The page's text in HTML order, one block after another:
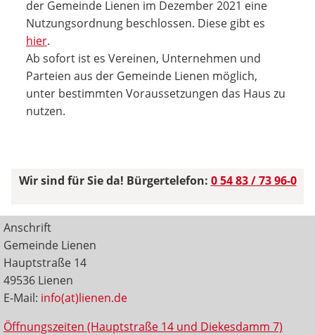
der Gemeinde Lienen im Dezember 2021 eine
Nutzungsordnung beschlossen. Diese gibt es
hier.
Ab sofort ist es Vereinen, Unternehmen und
Parteien aus der Gemeinde Lienen möglich,
unter bestimmten Voraussetzungen das Haus zu
nutzen.
Wir sind für Sie da! Bürgertelefon: 0 54 83 / 73 96-0
Anschrift
Gemeinde Lienen
Hauptstraße 14
49536 Lienen
E-Mail: info(at)lienen.de
Öffnungszeiten (Hauptstraße 14 und Diekesdamm 7)